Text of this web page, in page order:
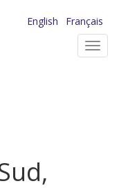
English
Français